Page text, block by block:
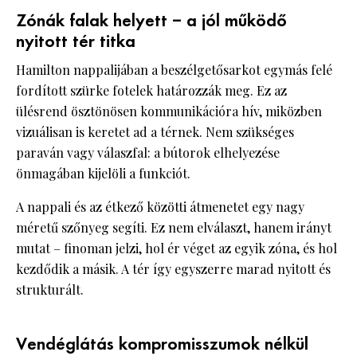
Zónák falak helyett – a jól működő
nyitott tér titka
Hamilton nappalijában a beszélgetősarkot egymás felé
fordított szürke fotelek határozzák meg. Ez az
ülésrend ösztönösen kommunikációra hív, miközben
vizuálisan is keretet ad a térnek. Nem szükséges
paraván vagy válaszfal: a bútorok elhelyezése
önmagában kijelöli a funkciót.
A nappali és az étkező közötti átmenetet egy nagy
méretű szőnyeg segíti. Ez nem elválaszt, hanem irányt
mutat – finoman jelzi, hol ér véget az egyik zóna, és hol
kezdődik a másik. A tér így egyszerre marad nyitott és
strukturált.
Vendéglátás kompromisszumok nélkül